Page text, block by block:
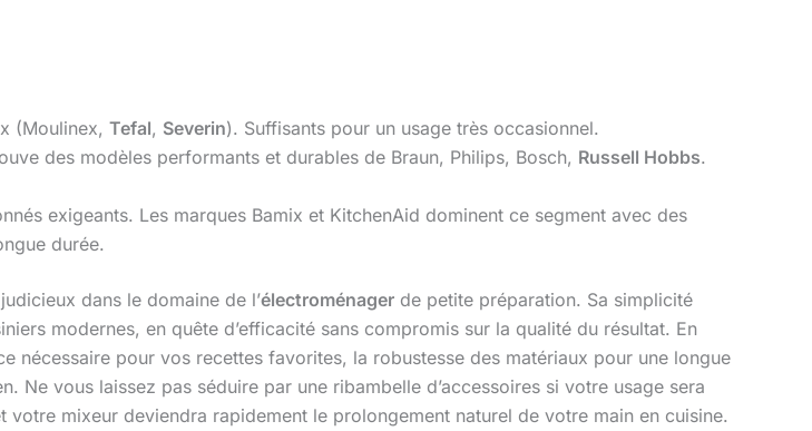
(Moulinex, Tefal, Severin). Suffisants pour un usage très occasionnel.
des modèles performants et durables de Braun, Philips, Bosch, Russell Hobbs.
exigeants. Les marques Bamix et KitchenAid dominent ce segment avec des
durée.
dans le domaine de l’électroménager de petite préparation. Sa simplicité
modernes, en quête d’efficacité sans compromis sur la qualité du résultat. En
nécessaire pour vos recettes favorites, la robustesse des matériaux pour une longue
Ne vous laissez pas séduire par une ribambelle d’accessoires si votre usage sera
mixeur deviendra rapidement le prolongement naturel de votre main en cuisine.